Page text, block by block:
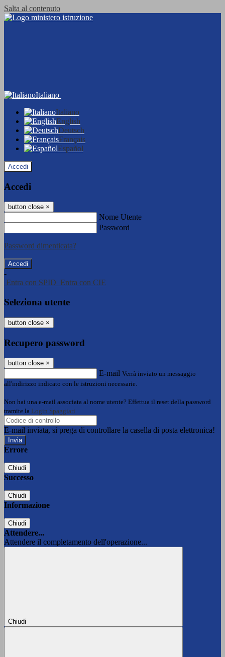
Salta al contenuto
Italiano
Italiano
English
Deutsch
Français
Español
Accedi
Accedi
button close ×
Nome Utente
Password
Password dimenticata?
-
Entra con SPID Entra con CIE
Seleziona utente
button close ×
Recupero password
button close ×
E-mail Verrà inviato un messaggio
all'indirizzo indicato con le istruzioni necessarie.
Non hai una e-mail associata al nome utente? Effettua il reset della password
tramite la Login Spaggiari
E-mail inviata, si prega di controllare la casella di posta elettronica!
Errore
Chiudi
Successo
Chiudi
Informazione
Chiudi
Attendere...
Attendere il completamento dell'operazione...
Chiudi